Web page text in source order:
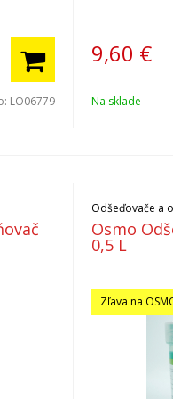
LO06779
9,60 €
Na sklade
Odšeďovače a
Osmo
0,5 L
Zľava na